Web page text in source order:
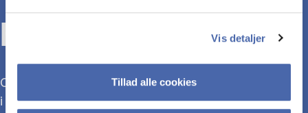
Vis detaljer
Tillad alle cookies
KOM TIL ÅBENT HUS
Overvejer du at søge ind på en bacheloruddannelse
i 2027?